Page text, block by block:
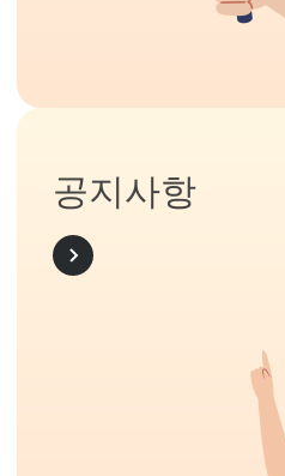
공지사항
MORE